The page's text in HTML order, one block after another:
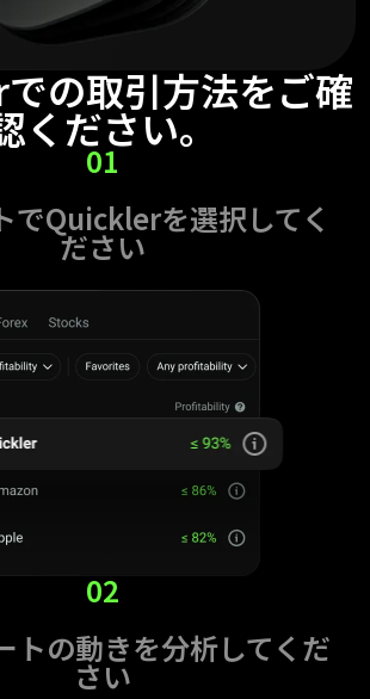
の取引方法をご確
ください。
01
でQuicklerを選択してく
ださい
02
トの動きを分析してくだ
さい